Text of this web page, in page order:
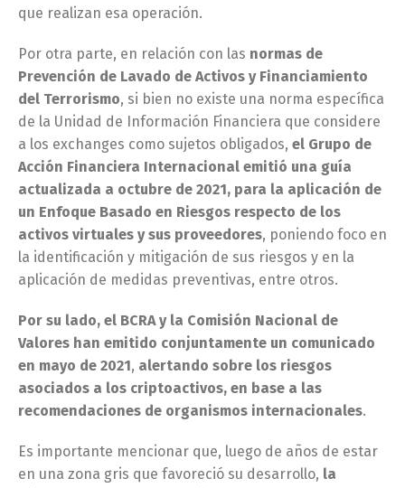
que realizan esa operación.
Por otra parte, en relación con las normas de
Prevención de Lavado de Activos y Financiamiento
del Terrorismo, si bien no existe una norma específica
de la Unidad de Información Financiera que considere
a los exchanges como sujetos obligados, el Grupo de
Acción Financiera Internacional emitió una guía
actualizada a octubre de 2021, para la aplicación de
un Enfoque Basado en Riesgos respecto de los
activos virtuales y sus proveedores, poniendo foco en
la identificación y mitigación de sus riesgos y en la
aplicación de medidas preventivas, entre otros.
Por su lado, el BCRA y la Comisión Nacional de
Valores han emitido conjuntamente un comunicado
en mayo de 2021, alertando sobre los riesgos
asociados a los criptoactivos, en base a las
recomendaciones de organismos internacionales.
Es importante mencionar que, luego de años de estar
en una zona gris que favoreció su desarrollo, la